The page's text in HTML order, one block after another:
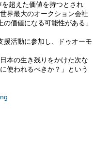
超えた価値を持つとされ
界最大のオークション会社
価値になる可能性がある」
援活動に参加し、ドゥオーモ
本の生き残りをかけた次な
使われるべきか？」という